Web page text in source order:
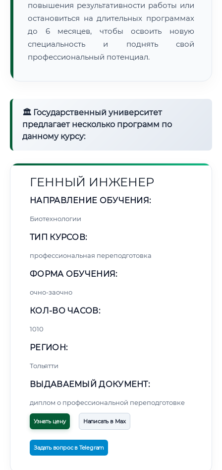
повышения результативности работы или
остановиться на длительных программах
до 6 месяцев, чтобы освоить новую
специальность и поднять свой
профессиональный потенциал.
🏛 Государственный университет
предлагает несколько программ по
данному курсу:
ГЕННЫЙ ИНЖЕНЕР
НАПРАВЛЕНИЕ ОБУЧЕНИЯ:
Биотехнологии
ТИП КУРСОВ:
профессиональная переподготовка
ФОРМА ОБУЧЕНИЯ:
очно-заочно
КОЛ-ВО ЧАСОВ:
1010
РЕГИОН:
Тольятти
ВЫДАВАЕМЫЙ ДОКУМЕНТ:
диплом о профессиональной переподготовке
Узнать цену Написать в Max
Задать вопрос в Telegram